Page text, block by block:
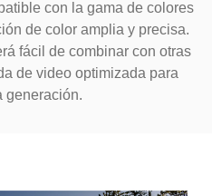
con la gama de colores
de color amplia y precisa.
fácil de combinar con otras
de video optimizada para
generación.